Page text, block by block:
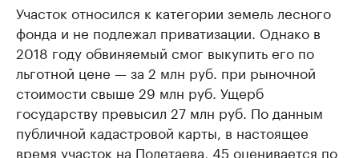
Участок относился к категории земель лесного
фонда и не подлежал приватизации. Однако в
2018 году обвиняемый смог выкупить его по
льготной цене — за 2 млн руб. при рыночной
стоимости свыше 29 млн руб. Ущерб
государству превысил 27 млн руб. По данным
публичной кадастровой карты, в настоящее
время участок на Полетаева, 45 оценивается по